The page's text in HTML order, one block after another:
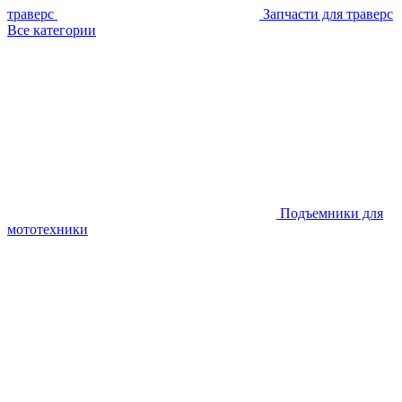
траверс
Запчасти для траверс
Все категории
Подъемники для
мототехники